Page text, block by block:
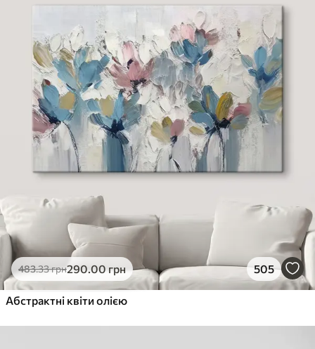
483.33грн290.00грн 505
Абстрактні квіти олією